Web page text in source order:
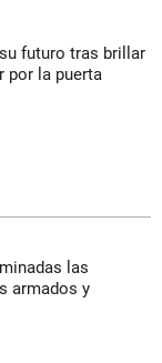
futuro tras brillar
por la puerta
las
armados y